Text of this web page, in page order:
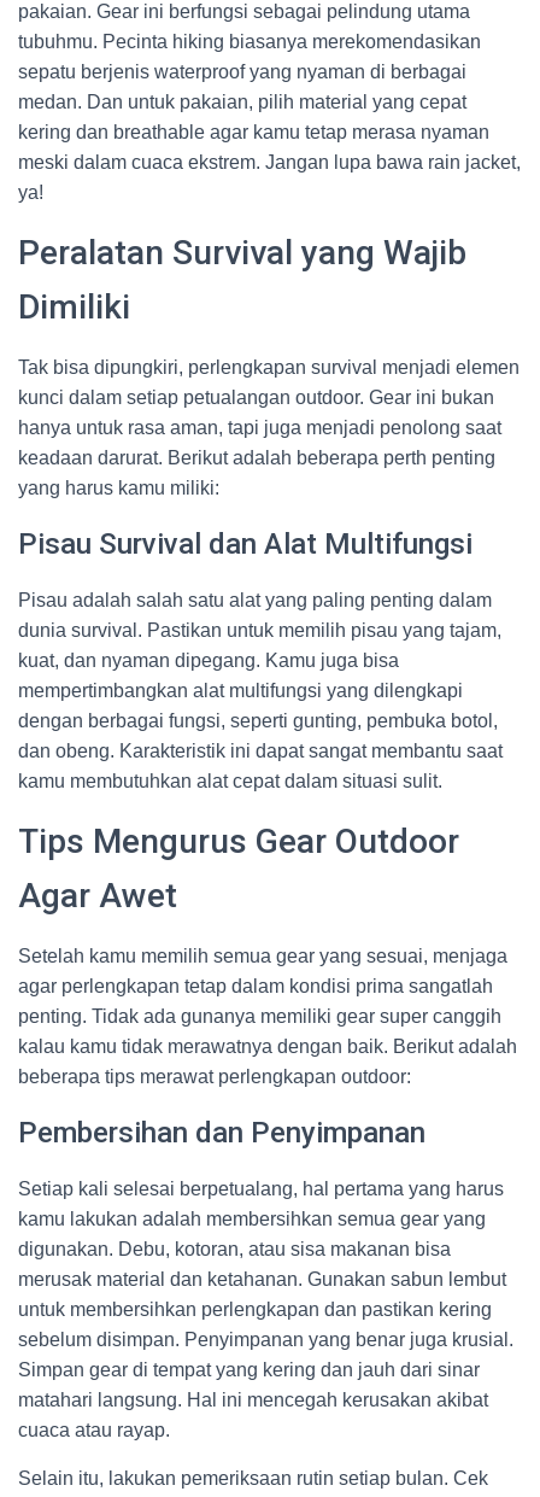
pakaian. Gear ini berfungsi sebagai pelindung utama
tubuhmu. Pecinta hiking biasanya merekomendasikan
sepatu berjenis waterproof yang nyaman di berbagai
medan. Dan untuk pakaian, pilih material yang cepat
kering dan breathable agar kamu tetap merasa nyaman
meski dalam cuaca ekstrem. Jangan lupa bawa rain jacket,
ya!
Peralatan Survival yang Wajib
Dimiliki
Tak bisa dipungkiri, perlengkapan survival menjadi elemen
kunci dalam setiap petualangan outdoor. Gear ini bukan
hanya untuk rasa aman, tapi juga menjadi penolong saat
keadaan darurat. Berikut adalah beberapa perth penting
yang harus kamu miliki:
Pisau Survival dan Alat Multifungsi
Pisau adalah salah satu alat yang paling penting dalam
dunia survival. Pastikan untuk memilih pisau yang tajam,
kuat, dan nyaman dipegang. Kamu juga bisa
mempertimbangkan alat multifungsi yang dilengkapi
dengan berbagai fungsi, seperti gunting, pembuka botol,
dan obeng. Karakteristik ini dapat sangat membantu saat
kamu membutuhkan alat cepat dalam situasi sulit.
Tips Mengurus Gear Outdoor
Agar Awet
Setelah kamu memilih semua gear yang sesuai, menjaga
agar perlengkapan tetap dalam kondisi prima sangatlah
penting. Tidak ada gunanya memiliki gear super canggih
kalau kamu tidak merawatnya dengan baik. Berikut adalah
beberapa tips merawat perlengkapan outdoor:
Pembersihan dan Penyimpanan
Setiap kali selesai berpetualang, hal pertama yang harus
kamu lakukan adalah membersihkan semua gear yang
digunakan. Debu, kotoran, atau sisa makanan bisa
merusak material dan ketahanan. Gunakan sabun lembut
untuk membersihkan perlengkapan dan pastikan kering
sebelum disimpan. Penyimpanan yang benar juga krusial.
Simpan gear di tempat yang kering dan jauh dari sinar
matahari langsung. Hal ini mencegah kerusakan akibat
cuaca atau rayap.
Selain itu, lakukan pemeriksaan rutin setiap bulan. Cek